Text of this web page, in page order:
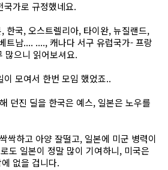
국가로 규정했네요.
한국, 오스트렐리아, 타이완, 뉴질랜드,
트남.... ...., 캐나다 서구 유럽국가- 프랑
많으니 읽어보셔요.
모여서 한번 모임 했었죠..
던진 딜을 한국은 예스, 일본은 노우를
싹하고 아양 잘떨고, 일본에 미군 병력이
도 일본이 정말 많이 기여하니, 미국은
없을 겁니다.